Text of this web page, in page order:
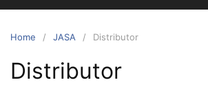
Home JASA Distributor
Distributor